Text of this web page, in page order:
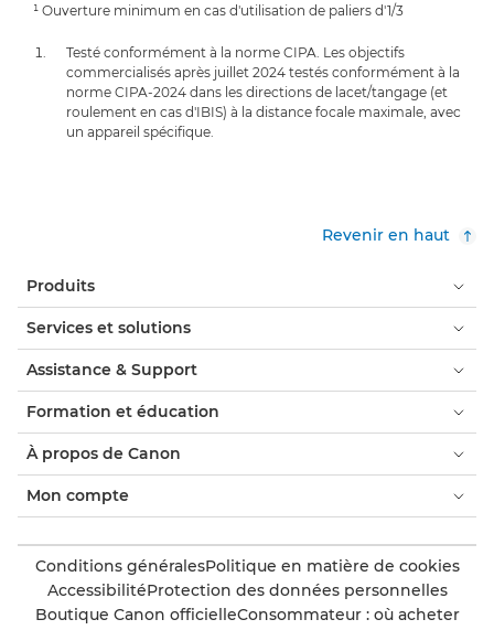
¹ Ouverture minimum en cas d'utilisation de paliers d'1/3
Testé conformément à la norme CIPA. Les objectifs
commercialisés après juillet 2024 testés conformément à la
norme CIPA-2024 dans les directions de lacet/tangage (et
roulement en cas d'IBIS) à la distance focale maximale, avec
un appareil spécifique.
Revenir en haut
Produits
Services et solutions
Assistance & Support
Formation et éducation
À propos de Canon
Mon compte
Conditions généralesPolitique en matière de cookies
AccessibilitéProtection des données personnelles
Boutique Canon officielleConsommateur : où acheter